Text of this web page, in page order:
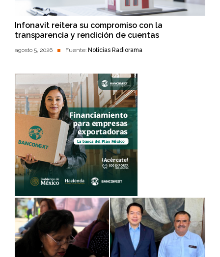
Infonavit reitera su compromiso con la
transparencia y rendición de cuentas
agosto 5, 2026 Fuente: Noticias Radiorama